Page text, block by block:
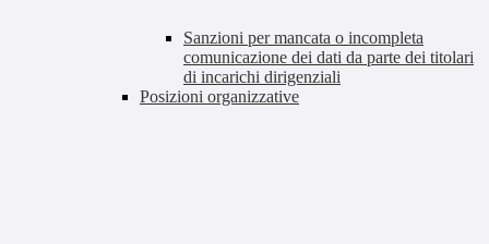
Sanzioni per mancata o incompleta
comunicazione dei dati da parte dei titolari
di incarichi dirigenziali
Posizioni organizzative